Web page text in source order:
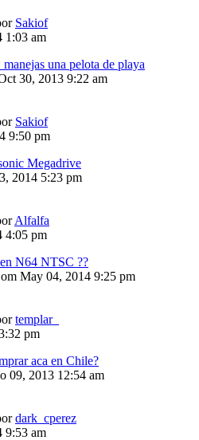
Sakiof
1:03 am
una pelota de playa
30, 2013 9:22 am
Sakiof
9:50 pm
Megadrive
2014 5:23 pm
Alfalfa
4:05 pm
N64 NTSC ??
May 04, 2014 9:25 pm
templar_
pm
aca en Chile?
09, 2013 12:54 am
dark_cperez
9:53 am